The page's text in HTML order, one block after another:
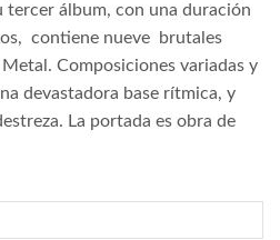
tercer álbum, con una duración
contiene nueve brutales
Composiciones variadas y
devastadora base rítmica, y
La portada es obra de